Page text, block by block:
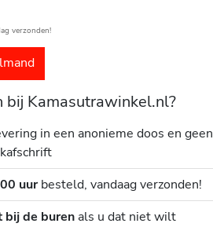
verzonden!
bij Kamasutrawinkel.nl?
in een anonieme doos en geen
uurbesteld, vandaag verzonden!
bij de burenals u dat niet wilt